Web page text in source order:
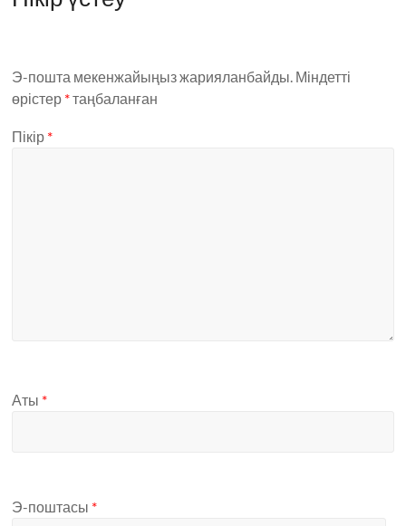
Э-пошта мекенжайыңыз жарияланбайды. Міндетті
өрістер *таңбаланған
Пікір *
Аты *
Э-поштасы *